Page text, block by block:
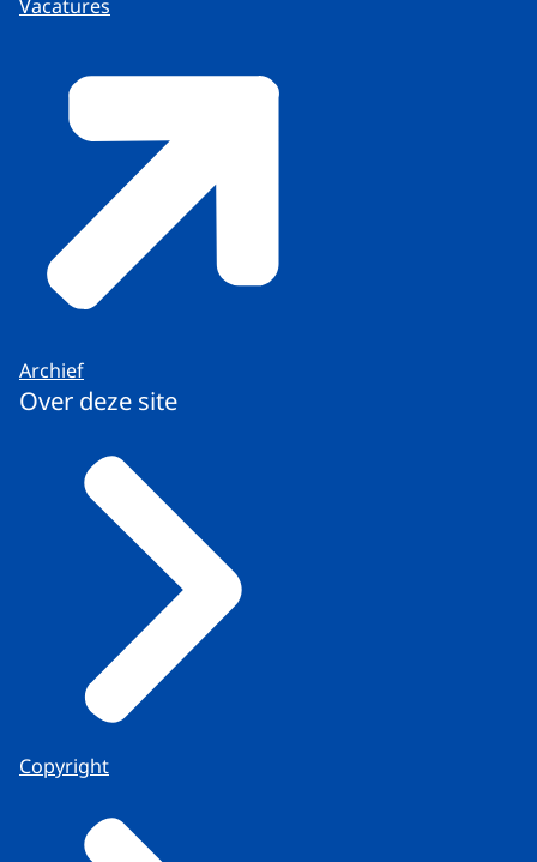
Vacatures
Archief
Over deze site
Copyright